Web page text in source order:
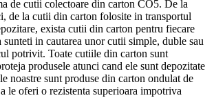
de cutii colectoare din carton CO5. De la
de la cutii din carton folosite in transportul
exista cutii din carton pentru fiecare
sunteti in cautarea unor cutii simple, duble sau
potrivit. Toate cutiile din carton sunt
produsele atunci cand ele sunt depozitate
noastre sunt produse din carton ondulat de
le oferi o rezistenta superioara impotriva